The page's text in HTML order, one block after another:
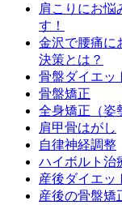
肩こりにお悩
す！
金沢で腰痛に
決策とは？
骨盤ダイエッ
骨盤矯正
全身矯正（姿
肩甲骨はがし
自律神経調整
ハイボルト治
産後ダイエッ
産後の骨盤矯